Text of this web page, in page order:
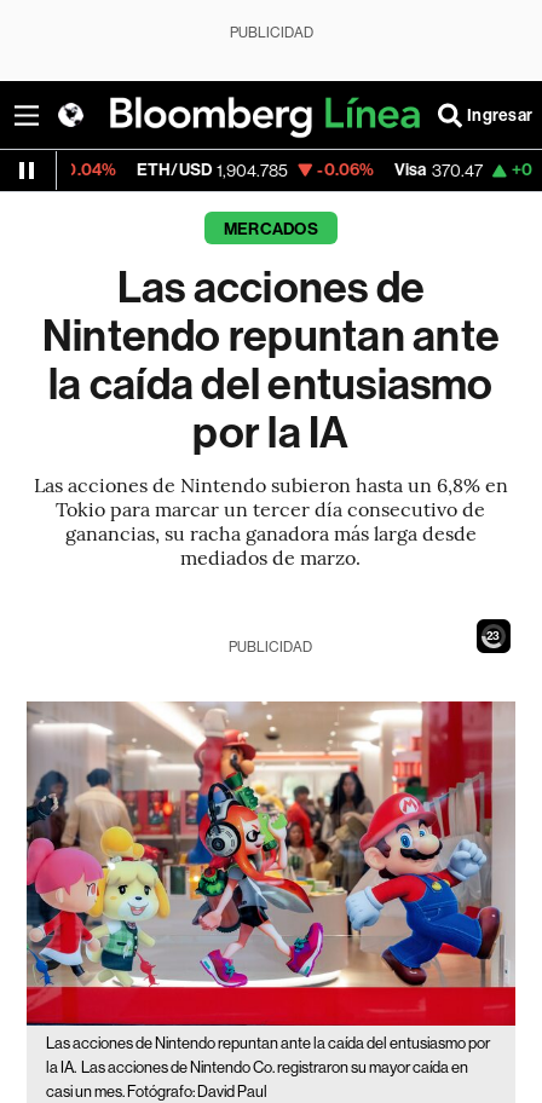
PUBLICIDAD
Ingresar
ETH/USD 1,904.785 -0.06% Visa 370.47 +0.52%
MERCADOS
Las acciones de
Nintendo repuntan ante
la caída del entusiasmo
por la IA
Las acciones de Nintendo subieron hasta un 6,8% en
Tokio para marcar un tercer día consecutivo de
ganancias, su racha ganadora más larga desde
mediados de marzo.
21
PUBLICIDAD
Las acciones de Nintendo repuntan ante la caída del entusiasmo por
la IA. Las acciones de Nintendo Co. registraron su mayor caída en
casi un mes. Fotógrafo: David Paul